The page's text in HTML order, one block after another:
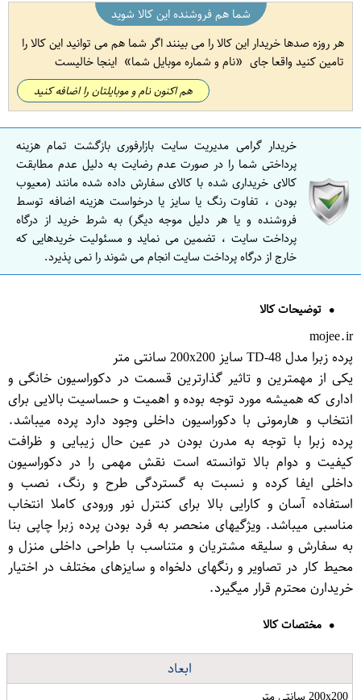
شما هم فروشنده این کالا شوید
هر روزه صدها خریدار این کالا را می بینند اگر شما هم می توانید این کالا را
تامین کنید واقعا جای
نام و شماره موبایل شما اینجا خالیست
هم اکنون نام و موبایلتان را اضافه کنید
خریدار گرامی مدیریت سایت بازارفوری بازگشت تمام هزینه
پرداختی شما را در صورت عدم رضایت به دلیل عدم مطابقت
کالای خریداری شده با کالای سفارش داده شده مانند (معیوب
بودن ، تفاوت رنگ یا سایز یا درخواست هزینه اضافه توسط
فروشنده و یا هر دلیل موجه دیگر) به شرط خرید از درگاه
پرداخت سایت ، تضمین می نماید و مسئولیت خریدهایی که
خارج از درگاه پرداخت سایت انجام می شوند را نمی پذیرد.
توضیحات کالا
mojee.ir
پرده زبرا مدل TD-48 سایز 200x200 سانتی متر
یکی از مهمترین و تاثیر گذارترین قسمت در دکوراسیون خانگی و
اداری که همیشه مورد توجه بوده و اهمیت و حساسیت بالایی برای
انتخاب و هارمونی با دکوراسیون داخلی وجود دارد پرده میباشد.
پرده زبرا با توجه به مدرن بودن در عین حال زیبایی و ظرافت
کیفیت و دوام بالا توانسته است نقش مهمی را در دکوراسیون
داخلی ایفا کرده و نسبت به گستردگی طرح و رنگ، نصب و
استفاده آسان و کارایی بالا برای کنترل نور ورودی کاملا انتخاب
مناسبی میباشد. ویژگیهای منحصر به فرد بودن پرده زبرا چاپی بنا
به سفارش و سلیقه مشتریان و متناسب با طراحی داخلی منزل و
محیط کار در تصاویر و رنگهای دلخواه و سایزهای مختلف در اختیار
خریدارن محترم قرار میگیرد.
مختصات کالا
ابعاد